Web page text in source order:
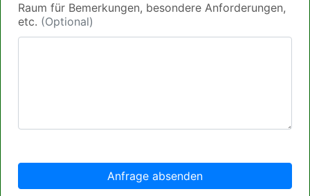
Raum für Bemerkungen, besondere Anforderungen,
etc. (Optional)
Anfrage absenden